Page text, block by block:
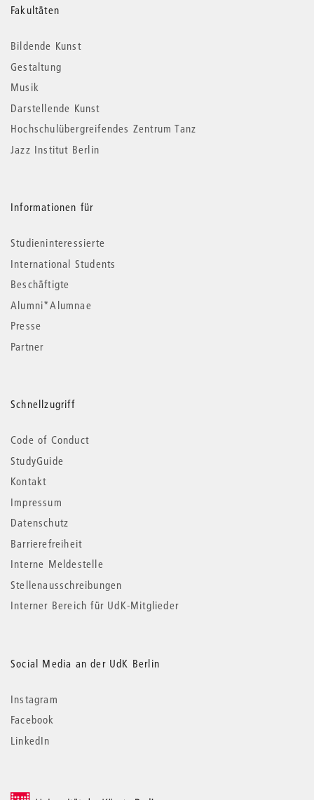
Weitere
Informationen
Fakultäten
Bildende Kunst
Gestaltung
Musik
Darstellende Kunst
Hochschulübergreifendes Zentrum Tanz
Jazz Institut Berlin
Informationen für
Studieninteressierte
International Students
Beschäftigte
Alumni*Alumnae
Presse
Partner
Schnellzugriff
Code of Conduct
StudyGuide
Kontakt
Impressum
Datenschutz
Barrierefreiheit
Interne Meldestelle
Stellenausschreibungen
Interner Bereich für UdK-Mitglieder
Social Media an der UdK Berlin
Instagram
Facebook
LinkedIn